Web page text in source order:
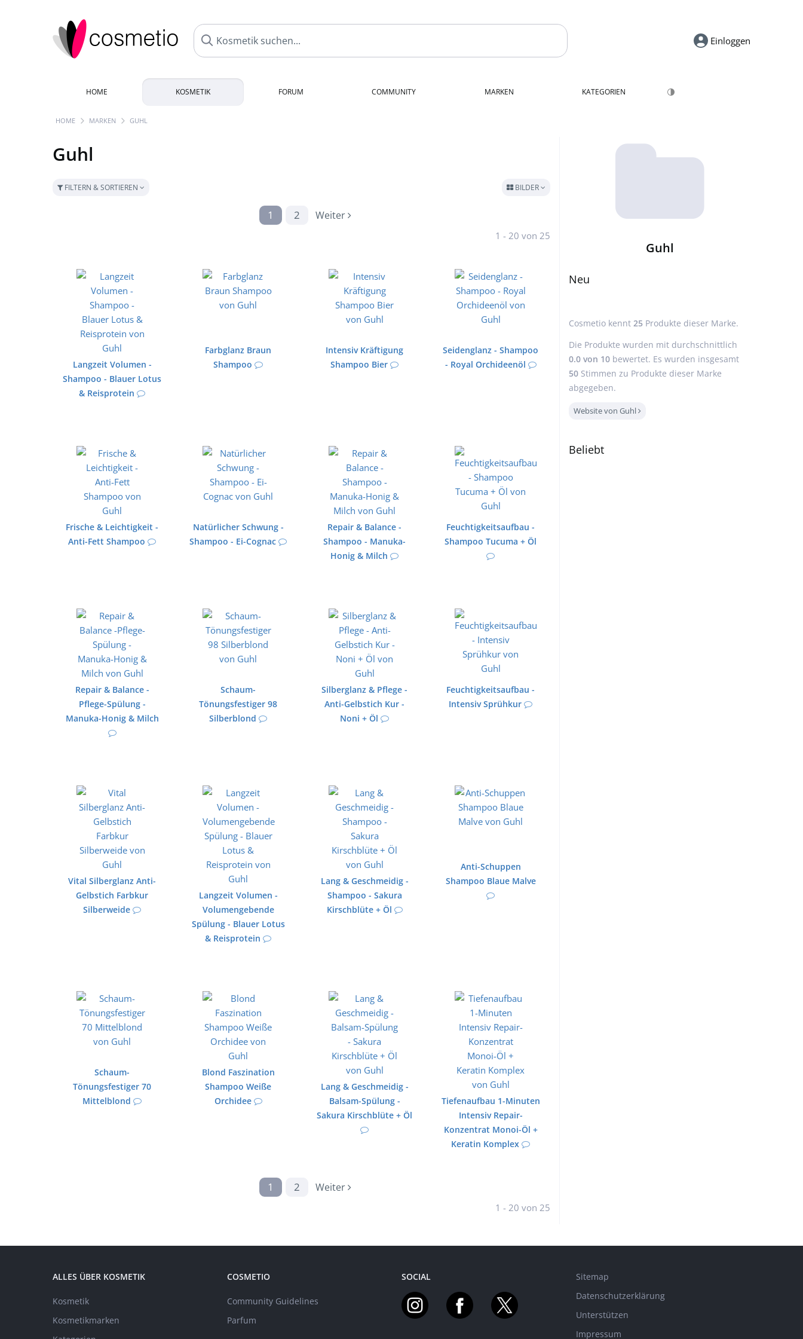
Einloggen
HOME KOSMETIK FORUM COMMUNITY MARKEN KATEGORIEN
HOME MARKEN GUHL
Guhl
FILTERN & SORTIEREN BILDER
1 2 Weiter
1 - 20 von 25
Langzeit Volumen -
Shampoo - Blauer Lotus
& Reisprotein
Farbglanz Braun
Shampoo
Intensiv Kräftigung
Shampoo Bier
Seidenglanz - Shampoo
- Royal Orchideenöl
Frische & Leichtigkeit -
Anti-Fett Shampoo
Natürlicher Schwung -
Shampoo - Ei-Cognac
Repair & Balance -
Shampoo - Manuka-
Honig & Milch
Feuchtigkeitsaufbau -
Shampoo Tucuma + Öl
Repair & Balance -
Pflege-Spülung -
Manuka-Honig & Milch
Schaum-
Tönungsfestiger 98
Silberblond
Silberglanz & Pflege -
Anti-Gelbstich Kur -
Noni + Öl
Feuchtigkeitsaufbau -
Intensiv Sprühkur
Vital Silberglanz Anti-
Gelbstich Farbkur
Silberweide
Langzeit Volumen -
Volumengebende
Spülung - Blauer Lotus
& Reisprotein
Lang & Geschmeidig -
Shampoo - Sakura
Kirschblüte + Öl
Anti-Schuppen
Shampoo Blaue Malve
Schaum-
Tönungsfestiger 70
Mittelblond
Blond Faszination
Shampoo Weiße
Orchidee
Lang & Geschmeidig -
Balsam-Spülung -
Sakura Kirschblüte + Öl
Tiefenaufbau 1-Minuten
Intensiv Repair-
Konzentrat Monoi-Öl +
Keratin Komplex
1 2 Weiter
1 - 20 von 25
Guhl
Neu
Cosmetio kennt 25 Produkte dieser Marke.
Die Produkte wurden mit durchschnittlich
0.0 von 10 bewertet. Es wurden insgesamt
50 Stimmen zu Produkte dieser Marke
abgegeben.
Website von Guhl
Beliebt
ALLES ÜBER KOSMETIK
Kosmetik
Kosmetikmarken
COSMETIO
Community Guidelines
Parfum
SOCIAL
Sitemap
Datenschutzerklärung
Unterstützen
Impressum